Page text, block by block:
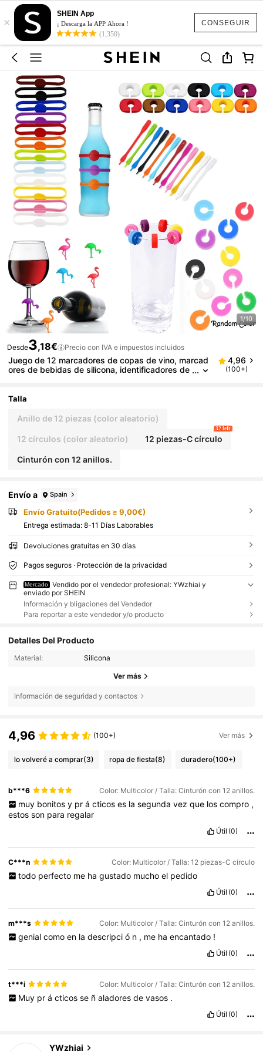
CONSEGUIR
×
SHEIN App
¡ Descarga la APP Ahora !
(1,350)
1/10
Desde3,18€ Precio con IVA e impuestos incluidos
Juego de 12 marcadores de copas de vino, marcad
ores de bebidas de silicona, identificadores de
n de tazas, decoración navideña, regalo para amigo
s, camping
4,96
(100+)
Talla
Anillo de 12 piezas (color aleatorio)
12 círculos (color aleatorio) 12 piezas-C círculo
32 left
Cinturón con 12 anillos.
Envío a Spain
Envío Gratuito(Pedidos ≥ 9,00€)
Entrega estimada: 8-11 Días Laborables
Devoluciones gratuitas en 30 días
Pagos seguros · Protección de la privacidad
Mercado
Vendido por el vendedor profesional: YWzhiai y
enviado por SHEIN
Información y bligaciones del Vendedor
Para reportar a este vendedor y/o producto
Detalles Del Producto
Material: Silicona
Ver más
Información de seguridad y contactos
4,96 (100+) Ver más
lo volveré a comprar(3) ropa de fiesta(8) duradero(100+)
b***6 Color: Multicolor / Talla: Cinturón con 12 anillos.
muy bonitos y pr á cticos es la segunda vez que los compro ,
estosson para regalar
Útil (0)
C***n Color: Multicolor / Talla: 12 piezas-C círculo
todo perfecto me ha gustado mucho el pedido
Útil (0)
m***s Color: Multicolor / Talla: Cinturón con 12 anillos.
genial como en la descripci ó n , me ha encantado !
Útil (0)
t***i Color: Multicolor / Talla: Cinturón con 12 anillos.
Muy pr á cticos se ñ aladores de vasos .
Útil (0)
YWzhiai